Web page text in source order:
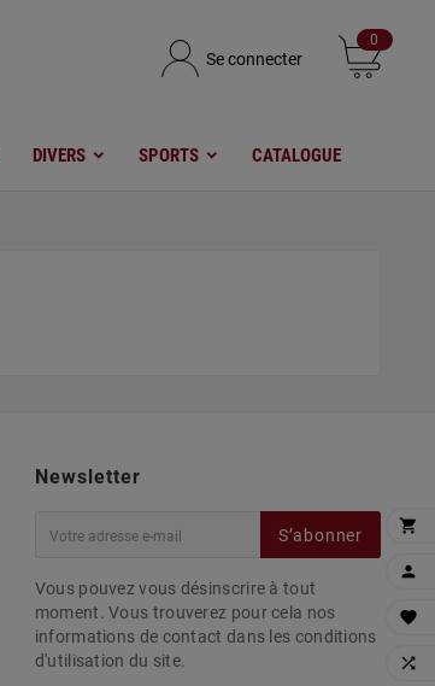
Se connecter
0
DIVERS SPORTS CATALOGUE
Newsletter
S’abonner
Vous pouvez vous désinscrire à tout
moment. Vous trouverez pour cela nos
informations de contact dans les conditions
d'utilisation du site.



